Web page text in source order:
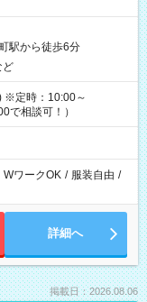
駅から徒歩6分
ど
※定時：10:00～
で相談可！）
WワークOK / 服装自由 /
詳細へ
掲載日：2026.08.06